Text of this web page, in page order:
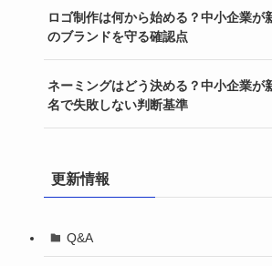
ロゴ制作は何から始める？中小企業が
のブランドを守る確認点
ネーミングはどう決める？中小企業が
名で失敗しない判断基準
更新情報
Q&A